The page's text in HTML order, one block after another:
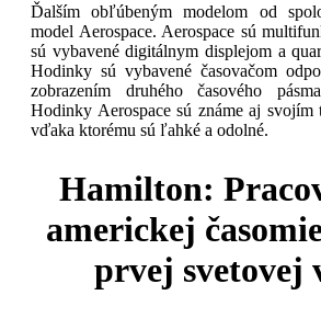
Ďalším obľúbeným modelom od
model Aerospace. Aerospace sú
sú vybavené digitálnym displejom a
Hodinky sú vybavené časovačom
zobrazením druhého časového
Hodinky Aerospace sú známe aj svojím
vďaka ktorému sú ľahké a odolné.
Hamilton:
americkej
prvej svetovej